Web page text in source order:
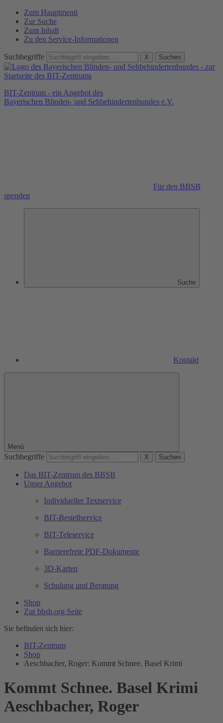
Zum Hauptmenü
Zur Suche
Zum Inhalt
Zu den Service-Informationen
Suchbegriffe X Suchen
BIT-Zentrum - ein Angebot des
Bayerischen Blinden- und Sehbehindertenbundes e.V.
Für den BBSB
spenden
Suche
Kontakt
Menü
Suchbegriffe X Suchen
Das BIT-Zentrum des BBSB
Unser Angebot
Individueller Textservice
BIT-Bestellservice
BIT-Teleservice
Barrierefreie PDF-Dokumente
3D-Karten
Schulung und Beratung
Shop
Zur bbsb.org Seite
Sie befinden sich hier:
BIT-Zentrum
Shop
Aeschbacher, Roger: Kommt Schnee. Basel Krimi
Kommt Schnee. Basel Krimi
Aeschbacher, Roger